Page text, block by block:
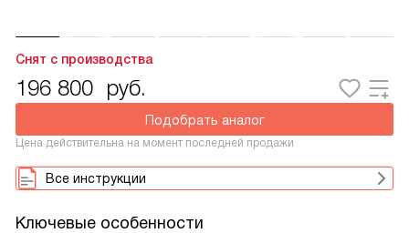
Снят с производства
196 800 руб.
Подобрать аналог
Цена действительна на момент последней продажи
Все инструкции
Ключевые особенности